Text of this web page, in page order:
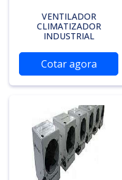
VENTILADOR
CLIMATIZADOR
INDUSTRIAL
Cotar agora